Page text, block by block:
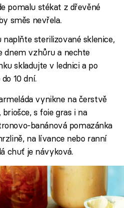
pomalu stékat z dřevěné
směs nevřela.
sterilizované sklenice,
dnem vzhůru a nechte
skladujte v lednici a po
10 dní.
vynikne na čerstvě
s foie gras i na
banánová pomazánka
na lívance nebo ranní
chuť je návyková.